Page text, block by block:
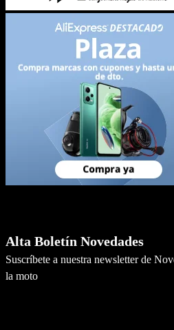
Alta Boletín Novedades
Suscríbete a nuestra newsletter de
la moto